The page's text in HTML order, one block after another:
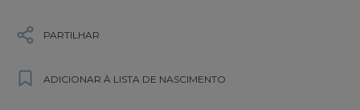
PARTILHAR
ADICIONAR À LISTA DE NASCIMENTO